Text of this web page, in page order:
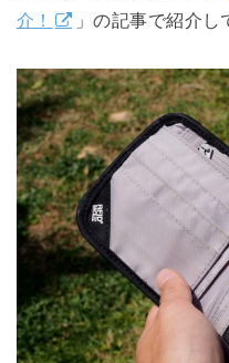
介！
」の記事で紹介し